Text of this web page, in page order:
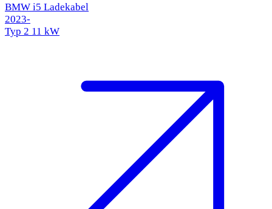
BMW i5 Ladekabel
2023-
Typ 2 11 kW